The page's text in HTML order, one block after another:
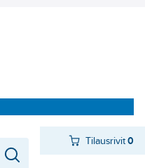
Tilausrivit 0